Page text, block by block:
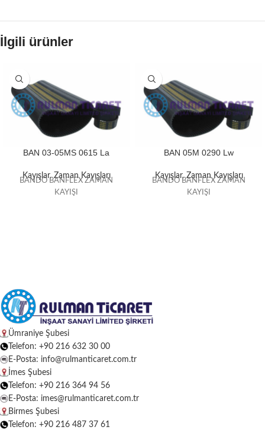
İlgili ürünler
BAN 03-05MS 0615 La
Kayışlar,Zaman Kayışları
BANDO BANFLEX ZAMAN
KAYIŞI
BAN 05M 0290 Lw
Kayışlar,Zaman Kayışları
BANDO BANFLEX ZAMAN
KAYIŞI
Ümraniye Şubesi
Telefon: +90 216 632 30 00
E-Posta: info@rulmanticaret.com.tr
İmes Şubesi
Telefon: +90 216 364 94 56
E-Posta: imes@rulmanticaret.com.tr
Birmes Şubesi
Telefon: +90 216 487 37 61